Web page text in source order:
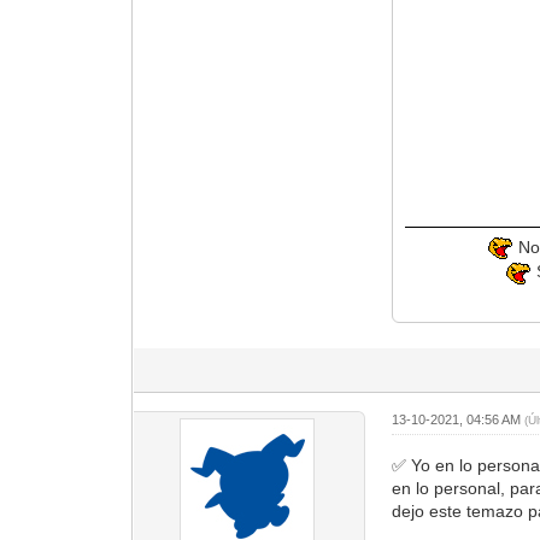
13-10-2021, 04:56 AM
✅ Yo en lo
en lo personal,
dejo este temazo